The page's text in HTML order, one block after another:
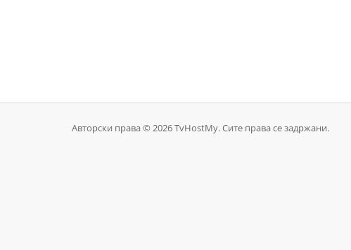
Авторски права © 2026 TvHostMy. Сите права се задржани.